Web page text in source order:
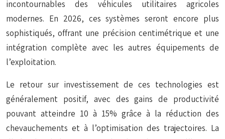
incontournables des véhicules utilitaires agricoles
modernes. En 2026, ces systèmes seront encore plus
sophistiqués, offrant une précision centimétrique et une
intégration complète avec les autres équipements de
l’exploitation.
Le retour sur investissement de ces technologies est
généralement positif, avec des gains de productivité
pouvant atteindre 10 à 15% grâce à la réduction des
chevauchements et à l’optimisation des trajectoires. La